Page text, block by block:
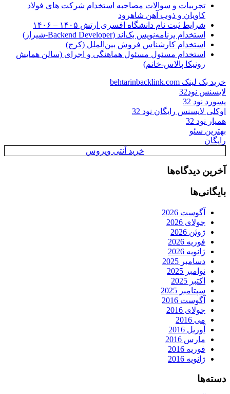
تجربیات و سوالات مصاحبه استخدام شرکت های فولاد
کاویان و ذوب آهن شاهرود
شرایط ثبت نام دانشگاه افسری ارتش ۱۴۰۵ – ۱۴۰۶
استخدام برنامه‌نویس بک‌اند (Backend Developer-شیراز)
استخدام کارشناس فروش بین‌الملل (کرج)
استخدام مسئول مسئول هماهنگی و اجرای (سالن همایش
رونیکا پالاس-خانم)
خرید بک لینک behtarinbacklink.com
لایسنس نود32
پسورد نود 32
اوکلی لایسنس رایگان نود 32
همیار نود 32
بهترین سئو
رایگان
خرید آنتی ویروس
آخرین دیدگاه‌ها
بایگانی‌ها
آگوست 2026
جولای 2026
ژوئن 2026
فوریه 2026
ژانویه 2026
دسامبر 2025
نوامبر 2025
اکتبر 2025
سپتامبر 2025
آگوست 2016
جولای 2016
می 2016
آوریل 2016
مارس 2016
فوریه 2016
ژانویه 2016
دسته‌ها